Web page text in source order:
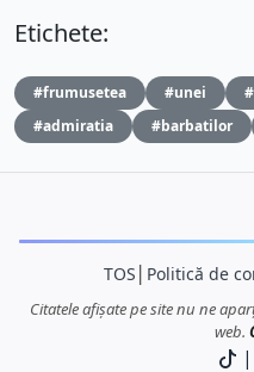
Etichete:
#frumusetea #unei
#admiratia
#barbatilor
TOS Politică de
Citatele afișate pe site nu ne
web.
|